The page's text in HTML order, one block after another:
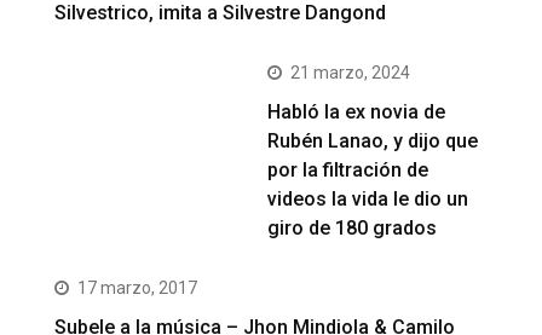
Silvestrico, imita a Silvestre Dangond
21 marzo, 2024
Habló la ex novia de
Rubén Lanao, y dijo que
por la filtración de
videos la vida le dio un
giro de 180 grados
17 marzo, 2017
Subele a la música – Jhon Mindiola & Camilo